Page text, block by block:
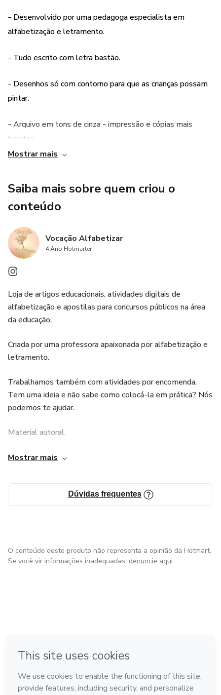
- Desenvolvido por uma pedagoga especialista em
alfabetização e letramento.
- Tudo escrito com letra bastão.
- Desenhos só com contorno para que as crianças possam
pintar.
- Arquivo em tons de cinza - impressão e cópias mais
baratas.
- Atividades com todas as letras do alfabeto.
Mostrar mais
Saiba mais sobre quem criou o
conteúdo
Vocação Alfabetizar
4 Ano Hotmarter
Loja de artigos educacionais, atividades digitais de
alfabetização e apostilas para concursos públicos na área
da educação.
Criada por uma professora apaixonada por alfabetização e
letramento.
Trabalhamos também com atividades por encomenda.
Tem uma ideia e não sabe como colocá-la em prática? Nós
podemos te ajudar.
Material autoral.
Arte digital personalizada para jogos pedagógicos, banners
Atividades temáticas com todas as letras do alfabeto e
sequências didáticas.
(16) 94446.9496 (whatsapp)
Mostrar mais
Dúvidas frequentes
O conteúdo deste produto não representa a opinião da Hotmart.
Se você vir informações inadequadas, denuncie aqui
Feito com ❤ em Bogotá